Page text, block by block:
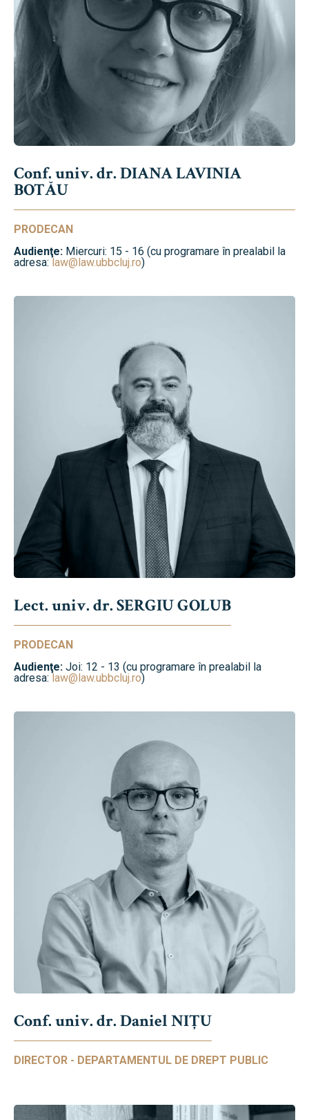
Conf. univ. dr. DIANA LAVINIA
BOTĂU
PRODECAN
Audienţe: Miercuri: 15 - 16 (cu programare în prealabil la
adresa: law@law.ubbcluj.ro)
Lect. univ. dr. SERGIU GOLUB
PRODECAN
Audienţe: Joi: 12 - 13 (cu programare în prealabil la
adresa:law@law.ubbcluj.ro)
Conf. univ. dr. Daniel NIŢU
DIRECTOR - DEPARTAMENTUL DE DREPT PUBLIC